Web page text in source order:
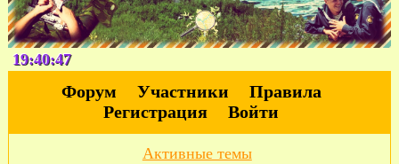
19:40:48
Форум Участники
Правила
Регистрация
Войти
Активные темы